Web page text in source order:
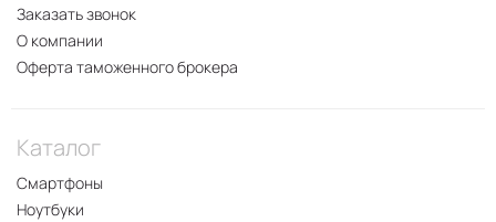
Заказать звонок
О компании
Оферта таможенного брокера
Каталог
Смартфоны
Ноутбуки